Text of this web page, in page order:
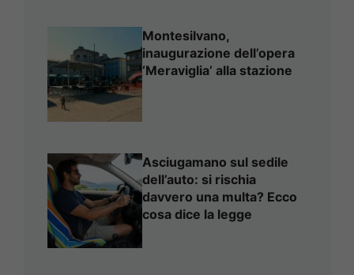
Montesilvano,
inaugurazione dell’opera
‘Meraviglia’ alla stazione
Asciugamano sul sedile
dell’auto: si rischia
davvero una multa? Ecco
cosa dice la legge